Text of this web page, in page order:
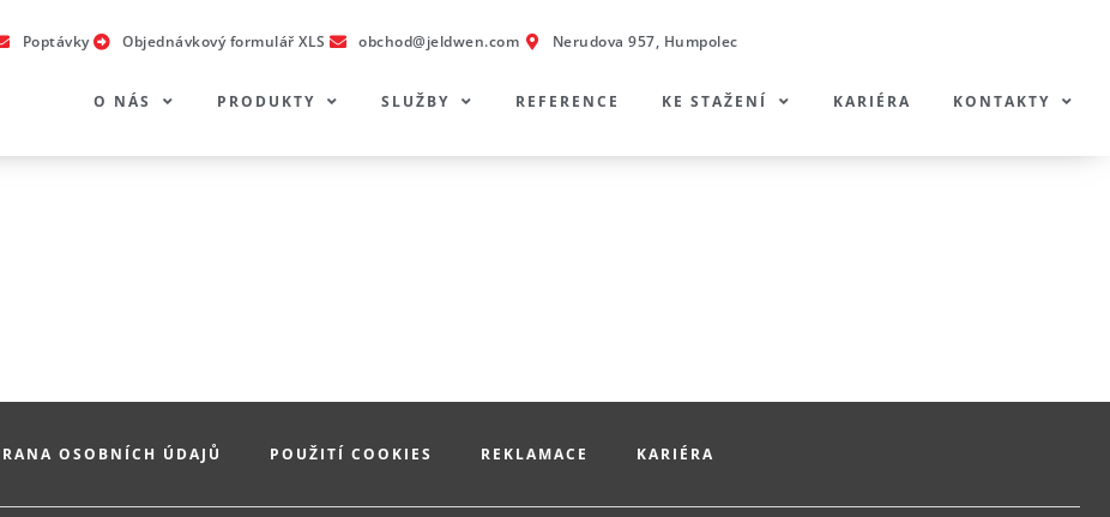
Poptávky Objednávkový formulář XLS obchod@jeldwen.com Nerudova 957, Humpolec
O NÁS PRODUKTY SLUŽBY REFERENCE KE STAŽENÍ KARIÉRA KONTAKTY
OSOBNÍCH ÚDAJŮ POUŽITÍ COOKIES REKLAMACE KARIÉRA